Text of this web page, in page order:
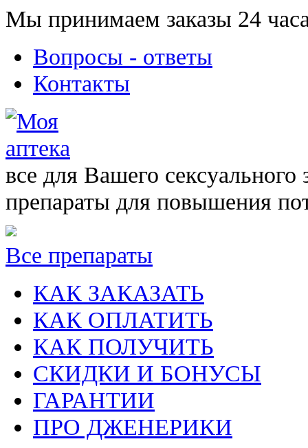
Мы принимаем заказы 24
Вопросы - ответы
Контакты
все для Вашего сексуального
препараты для повышения
Все препараты
КАК ЗАКАЗАТЬ
КАК ОПЛАТИТЬ
КАК ПОЛУЧИТЬ
СКИДКИ И БОНУСЫ
ГАРАНТИИ
ПРО ДЖЕНЕРИКИ